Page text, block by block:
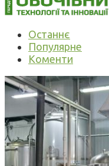
Останнє
Популярне
Коменти